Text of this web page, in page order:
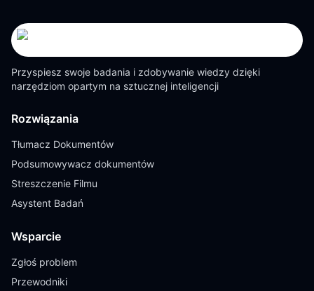
Przyspiesz swoje badania i zdobywanie wiedzy dzięki
narzędziom opartym na sztucznej inteligencji
Rozwiązania
Tłumacz Dokumentów
Podsumowywacz dokumentów
Streszczenie Filmu
Asystent Badań
Wsparcie
Zgłoś problem
Przewodniki